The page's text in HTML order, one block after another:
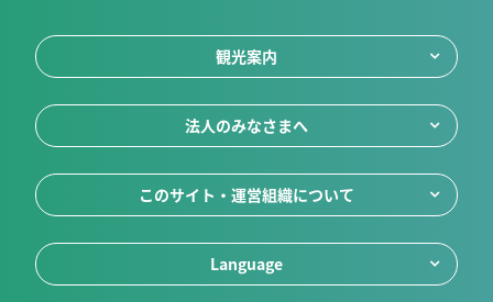
観光案内
法人のみなさまへ
このサイト・運営組織について
Language